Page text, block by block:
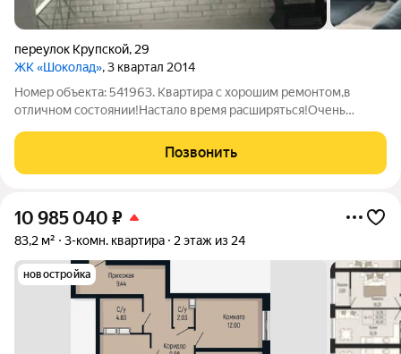
переулок Крупской, 29
ЖК «Шоколад», 3 квартал 2014
Номер объекта: 541963. Квартира с хорошим ремонтом,в
отличном состоянии!Настало время расширяться!Очень
Позвонить
10 985 040 ₽
83,2 м² 3-комн. квартира 2 этаж из 24
новостройка